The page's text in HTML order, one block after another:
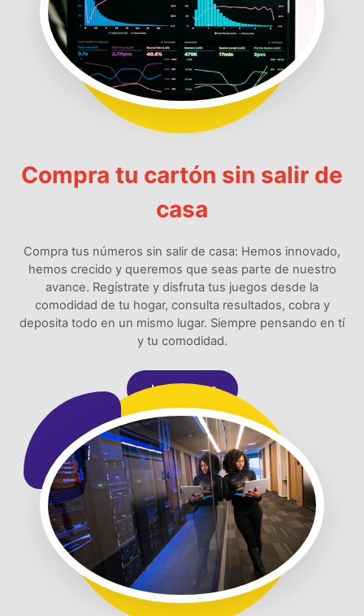
Compra tu cartón sin salir de
casa
Compra tus números sin salir de casa: Hemos innovado,
hemos crecido y queremos que seas parte de nuestro
avance. Regístrate y disfruta tus juegos desde la
comodidad de tu hogar, consulta resultados, cobra y
deposita todo en un mismo lugar. Siempre pensando en tí
y tu comodidad.
Jugar Ahora